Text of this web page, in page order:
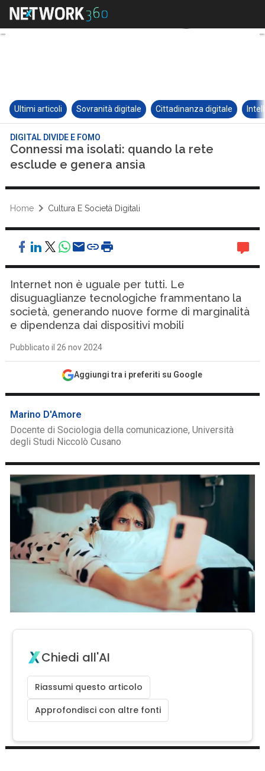
Ultimi articoli Sovranità digitale Cittadinanza digitale
DIGITAL DIVIDE E FOMO
Connessi ma isolati: quando la rete
esclude e genera ansia
Home Cultura E Società Digitali
Internet non è uguale per tutti. Le
disuguaglianze tecnologiche frammentano la
società, generando nuove forme di marginalità
e dipendenza dai dispositivi mobili
Pubblicato il 26 nov 2024
Aggiungi tra i preferiti su Google
Marino D'Amore
Docente di Sociologia della comunicazione, Università
degli Studi Niccolò Cusano
Chiedi all'AI
Riassumi questo articolo
Approfondisci con altre fonti